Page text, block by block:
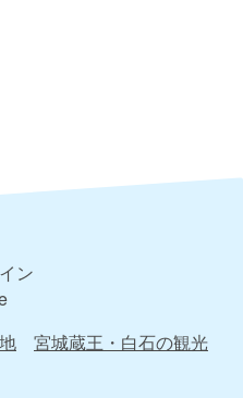
ン
宮城蔵王・白石の観光